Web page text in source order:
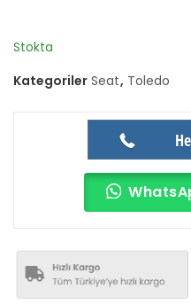
Stokta
Kategoriler Seat, Toledo